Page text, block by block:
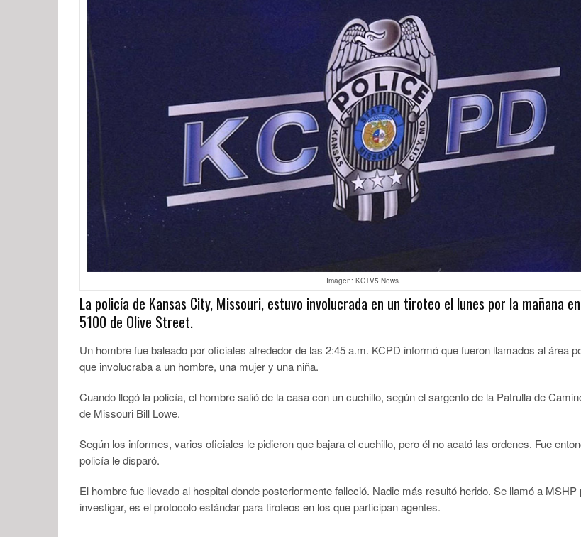
Imagen: KCTV5 News.
La policía de Kansas City, Missouri, estuvo involucrada en un tiroteo el lunes por la mañana
5100 de Olive Street.
Un hombre fue baleado por oficiales alrededor de las 2:45 a.m. KCPD informó que fueron llamados al área
que involucraba a un hombre, una mujer y una niña.
Cuando llegó la policía, el hombre salió de la casa con un cuchillo, según el sargento de la Patrulla de
de Missouri Bill Lowe.
Según los informes, varios oficiales le pidieron que bajara el cuchillo, pero él no acató las ordenes. Fue
policía le disparó.
El hombre fue llevado al hospital donde posteriormente falleció. Nadie más resultó herido. Se llamó a MSHP
investigar, es el protocolo estándar para tiroteos en los que participan agentes.